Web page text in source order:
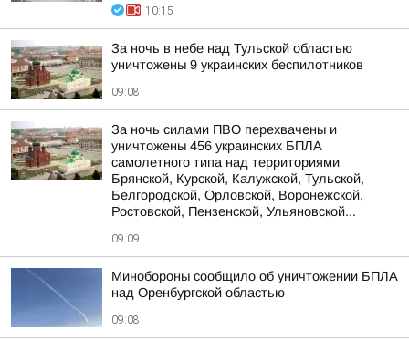
10:15
За ночь в небе над Тульской областью
уничтожены 9 украинских беспилотников
09:08
За ночь силами ПВО перехвачены и
уничтожены 456 украинских БПЛА
самолетного типа над территориями
Брянской, Курской, Калужской, Тульской,
Белгородской, Орловской, Воронежской,
Ростовской, Пензенской, Ульяновской...
09:09
Минобороны сообщило об уничтожении БПЛА
над Оренбургской областью
09:08